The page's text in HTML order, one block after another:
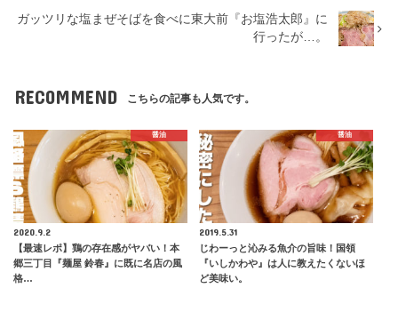
ガッツリな塩まぜそばを食べに東大前『お塩浩太郎』に
行ったが…。
RECOMMEND こちらの記事も人気です。
醤油
2020.9.2
【最速レポ】鶏の存在感がヤバい！本
郷三丁目『麺屋 鈴春』に既に名店の風
格…
醤油
2019.5.31
じわーっと沁みる魚介の旨味！国領
『いしかわや』は人に教えたくないほ
ど美味い。